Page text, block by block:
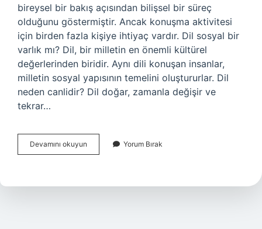
bireysel bir bakış açısından bilişsel bir süreç
olduğunu göstermiştir. Ancak konuşma aktivitesi
için birden fazla kişiye ihtiyaç vardır. Dil sosyal bir
varlık mı? Dil, bir milletin en önemli kültürel
değerlerinden biridir. Aynı dili konuşan insanlar,
milletin sosyal yapısının temelini oluştururlar. Dil
neden canlidir? Dil doğar, zamanla değişir ve
tekrar…
Devamını okuyun
Canlı
Yorum Bırak